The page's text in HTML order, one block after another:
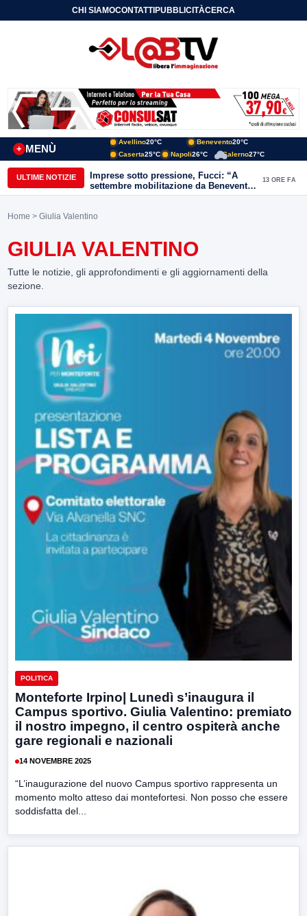
CHI SIAMOCONTATTIPUBBLICITÀCERCA
MENÙ
+
Avellino20°C Benevento20°C
Caserta25°C Napoli26°C Salerno27°C
ULTIME NOTIZIE
Imprese sotto pressione, Fucci: “A
settembre mobilitazione da Benevento
e Avellino”
13 ORE FA
Home > Giulia Valentino
GIULIA VALENTINO
Tutte le notizie, gli approfondimenti e gli aggiornamenti della
sezione.
POLITICA
Monteforte Irpino| Lunedì s’inaugura il
Campus sportivo. Giulia Valentino: premiato
il nostro impegno, il centro ospiterà anche
gare regionali e nazionali
14 NOVEMBRE 2025
“L’inaugurazione del nuovo Campus sportivo rappresenta un
momento molto atteso dai montefortesi. Non posso che essere
soddisfatta del...